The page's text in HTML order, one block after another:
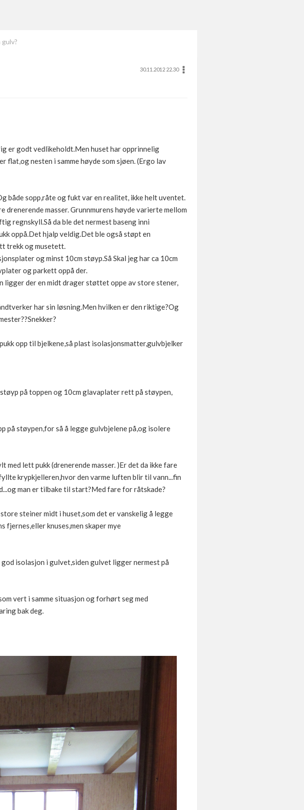
30.11.2012 22.30
er godt vedlikeholdt.Men huset har opprinnelig
nesten i samme høyde som sjøen. (Ergo lav
både sopp,råte og fukt var en realitet, ikke helt uventet.
masser. Grunnmurens høyde varierte mellom
regnskyll.Så da ble det nermest baseng inni
oppå.Det hjalp veldig.Det ble også støpt en
trekk og musetett.
og minst 10cm støyp.Så Skal jeg har ca 10cm
og parkett oppå der.
der en midt drager støttet oppe av store stener,
har sin løsning.Men hvilken er den riktige?Og
opp til bjelkene,så plast isolasjonsmatter,gulvbjelker
på toppen og 10cm glavaplater rett på støypen,
på støypen,for så å legge gulvbjelene på,og isolere
lett pukk (drenerende masser. )Er det da ikke fare
krypkjelleren,hvor den varme luften blir til vann...fin
man er tilbake til start?Med fare for råtskade?
steiner midt i huset,som det er vanskelig å legge
knuses,men skaper mye
isolasjon i gulvet,siden gulvet ligger nermest på
vert i samme situasjon og forhørt seg med
bak deg.